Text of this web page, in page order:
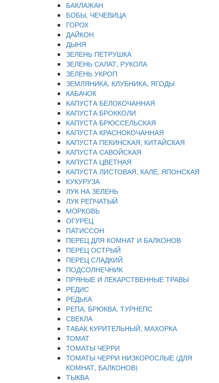
БАКЛАЖАН
БОБЫ, ЧЕЧЕВИЦА
ГОРОХ
ДАЙКОН
ДЫНЯ
ЗЕЛЕНЬ ПЕТРУШКА
ЗЕЛЕНЬ САЛАТ, РУКОЛА
ЗЕЛЕНЬ УКРОП
ЗЕМЛЯНИКА, КЛУБНИКА, ЯГОДЫ
КАБАЧОК
КАПУСТА БЕЛОКОЧАННАЯ
КАПУСТА БРОККОЛИ
КАПУСТА БРЮССЕЛЬСКАЯ
КАПУСТА КРАСНОКОЧАННАЯ
КАПУСТА ПЕКИНСКАЯ, КИТАЙСКАЯ
КАПУСТА САВОЙСКАЯ
КАПУСТА ЦВЕТНАЯ
КАПУСТА ЛИСТОВАЯ, КАЛЕ, ЯПОНСКАЯ
КУКУРУЗА
ЛУК НА ЗЕЛЕНЬ
ЛУК РЕПЧАТЫЙ
МОРКОВЬ
ОГУРЕЦ
ПАТИССОН
ПЕРЕЦ ДЛЯ КОМНАТ И БАЛКОНОВ
ПЕРЕЦ ОСТРЫЙ
ПЕРЕЦ СЛАДКИЙ
ПОДСОЛНЕЧНИК
ПРЯНЫЕ И ЛЕКАРСТВЕННЫЕ ТРАВЫ
РЕДИС
РЕДЬКА
РЕПА, БРЮКВА, ТУРНЕПС
СВЕКЛА
ТАБАК КУРИТЕЛЬНЫЙ, МАХОРКА
ТОМАТ
ТОМАТЫ ЧЕРРИ
ТОМАТЫ ЧЕРРИ НИЗКОРОСЛЫЕ (ДЛЯ
КОМНАТ, БАЛКОНОВ)
ТЫКВА